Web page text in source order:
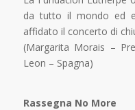
da tutto il mondo ed
affidato il concerto di
(Margarita Morais –
Leon – Spagna)
Rassegna No More